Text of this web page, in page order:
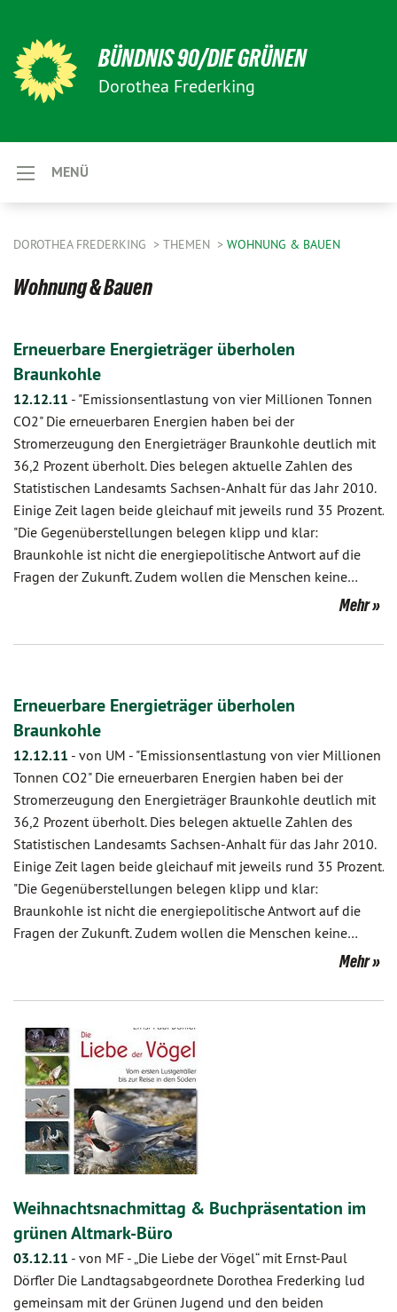
BÜNDNIS 90/DIE GRÜNEN
Dorothea Frederking
MENÜ
DOROTHEA FREDERKING THEMEN WOHNUNG & BAUEN
Wohnung & Bauen
Erneuerbare Energieträger überholen
Braunkohle
12.12.11 - "Emissionsentlastung von vier Millionen Tonnen
CO2" Die erneuerbaren Energien haben bei der
Stromerzeugung den Energieträger Braunkohle deutlich mit
36,2 Prozent überholt. Dies belegen aktuelle Zahlen des
Statistischen Landesamts Sachsen-Anhalt für das Jahr 2010.
Einige Zeit lagen beide gleichauf mit jeweils rund 35 Prozent.
"Die Gegenüberstellungen belegen klipp und klar:
Braunkohle ist nicht die energiepolitische Antwort auf die
Fragen der Zukunft. Zudem wollen die Menschen keine…
Mehr
Erneuerbare Energieträger überholen
Braunkohle
12.12.11 - von UM - "Emissionsentlastung von vier Millionen
Tonnen CO2" Die erneuerbaren Energien haben bei der
Stromerzeugung den Energieträger Braunkohle deutlich mit
36,2 Prozent überholt. Dies belegen aktuelle Zahlen des
Statistischen Landesamts Sachsen-Anhalt für das Jahr 2010.
Einige Zeit lagen beide gleichauf mit jeweils rund 35 Prozent.
"Die Gegenüberstellungen belegen klipp und klar:
Braunkohle ist nicht die energiepolitische Antwort auf die
Fragen der Zukunft. Zudem wollen die Menschen keine…
Mehr
Weihnachtsnachmittag & Buchpräsentation im
grünen Altmark-Büro
03.12.11 - von MF -„Die Liebe der Vögel“ mit Ernst-Paul
Dörfler Die Landtagsabgeordnete Dorothea Frederking lud
gemeinsam mit der Grünen Jugend und den beiden